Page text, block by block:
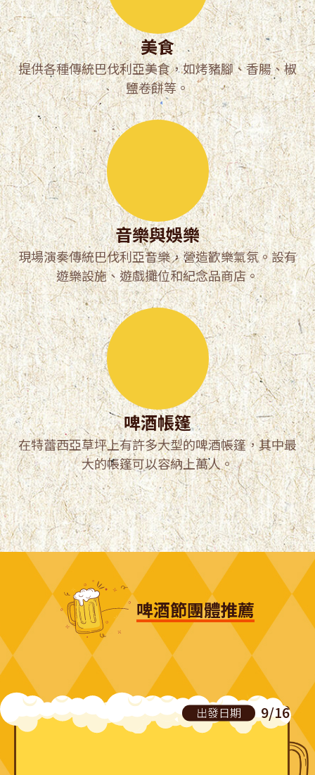
美食
提供各種傳統巴伐利亞美食，如烤豬腳、香腸、椒
鹽卷餅等。
音樂與娛樂
現場演奏傳統巴伐利亞音樂，營造歡樂氣氛。設有
遊樂設施、遊戲攤位和紀念品商店。
啤酒帳篷
在特蕾西亞草坪上有許多大型的啤酒帳篷，其中最
大的帳篷可以容納上萬人。
啤酒節團體推薦
出發日期 9/16